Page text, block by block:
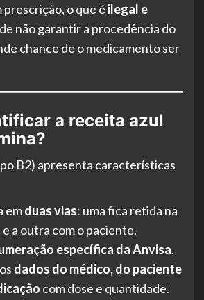
o que é ilegal e
não garantir a procedência do
chance de o medicamento ser
a receita azul
B2) apresenta características
emduas vias: uma fica retida na
a outra com o paciente.
específica da Anvisa.
dados do médico, do paciente
com dose e quantidade.